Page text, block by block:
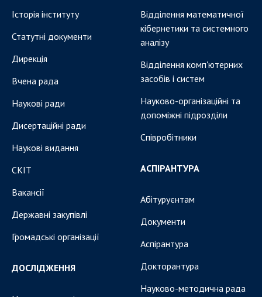
Історія інституту
Статутні документи
Дирекція
Вчена рада
Наукові ради
Дисертаційні ради
Наукові видання
СКІТ
Вакансії
Державні закупівлі
Громадські організації
ДОСЛІДЖЕННЯ
Відділення математичної
кібернетики та системного
аналізу
Відділення комп'ютерних
засобів і систем
Науково-організаційні та
допоміжні підрозділи
Співробітники
АСПІРАНТУРА
Абітуруєнтам
Документи
Аспірантура
Докторантура
Науково-методична рада